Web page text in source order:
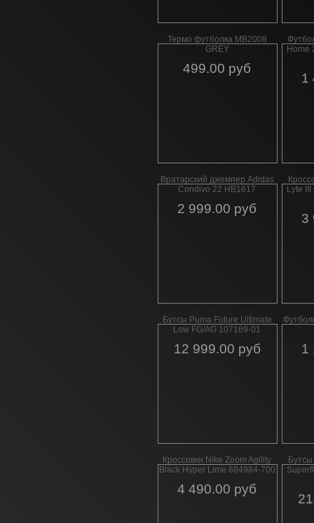
Термо футболка MB2008
GREY
499.00 руб
Home
1
Вратарский джемпер Adidas
Condivo 22 HB1617
2 999.00 руб
Lyte
3
Бутсы Puma Future Ultimate
Low FG/AG 107169-01
12 999.00 руб 1
Кроссовки Nike Zoom Agility
Black Hyper Lime 684984-700
4 490.00 руб